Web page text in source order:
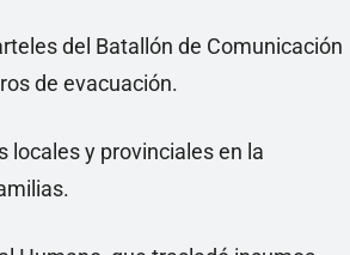
del Batallón de Comunicación
de evacuación.
locales y provinciales en la